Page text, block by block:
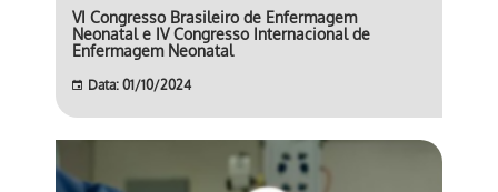
VI Congresso Brasileiro de Enfermagem
Neonatal e IV Congresso Internacional de
Enfermagem Neonatal
Data: 01/10/2024